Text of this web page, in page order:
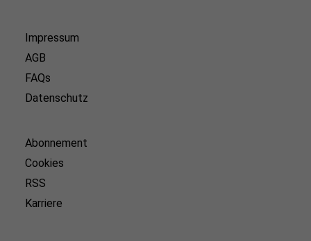
Impressum
AGB
FAQs
Datenschutz
Abonnement
Cookies
RSS
Karriere